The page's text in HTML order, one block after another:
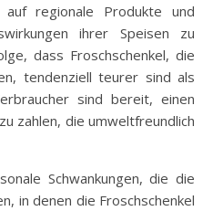
regionale Produkte und
ihrer Speisen zu
dass Froschschenkel, die
tendenziell teurer sind als
sind bereit, einen
zahlen, die umweltfreundlich
Schwankungen, die die
in denen die Froschschenkel